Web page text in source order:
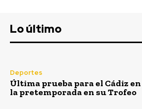
Lo último
Deportes
Última prueba para el Cádiz en
la pretemporada en su Trofeo